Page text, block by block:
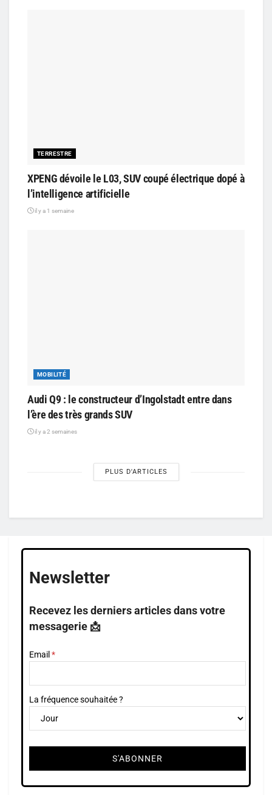
TERRESTRE
XPENG dévoile le L03, SUV coupé électrique dopé à
l’intelligence artificielle
il y a 1 semaine
MOBILITÉ
Audi Q9 : le constructeur d’Ingolstadt entre dans
l’ère des très grands SUV
il y a 2 semaines
PLUS D'ARTICLES
Newsletter
Recevez les derniers articles dans votre
messagerie 📩
Email
La fréquence souhaitée ?